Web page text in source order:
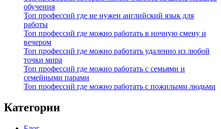
обучения
Топ профессий где не нужен английский язык для
работы
Топ профессий где можно работать в ночную смену и
вечером
Топ профессий где можно работать удаленно из любой
точки мира
Топ профессий где можно работать с семьями и
семейными парами
Топ профессий где можно работать с пожилыми людьми
Категории